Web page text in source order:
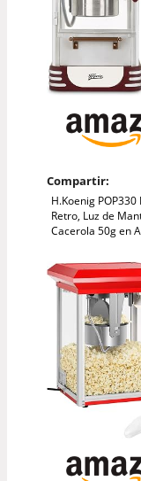
Compartir:
H.Koenig
Retro, Luz de
Cacerola 50g en